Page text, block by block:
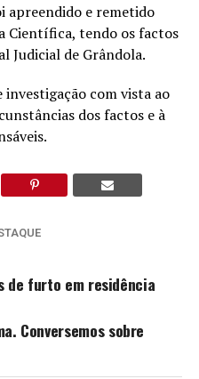
apreendido e remetido
Científica, tendo os factos
Judicial de Grândola.
investigação com vista ao
dos factos e à
de furto em residência
Conversemos sobre